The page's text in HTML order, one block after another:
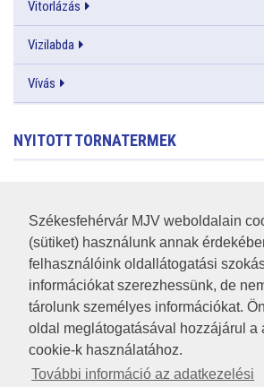
Székesfehérvár MJV weboldalain
(sütiket) használunk annak
felhasználóink oldallátogatási
információkat szerezhessünk, de
tárolunk személyes információkat.
oldal meglátogatásával hozzájárul a
cookie-k használatához.
További információ az adatkezelési
Vitorlázás
Vizilabda
Vívás
NYITOTT TORNATERMEK
RSS
A HONLAP 2017.03.31-I ÁLLAPOTA
JOGI NYILATKOZAT
IMPRESSZUM